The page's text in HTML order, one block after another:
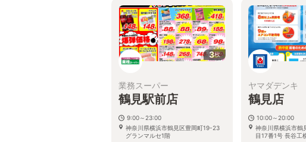
3枚
業務スーパー
鶴見駅前店
9:00～23:00
神奈川県横浜市鶴見区豊岡町19-23
グランマルセ1階
ヤマダデンキ
鶴見店
10:00～20:00
神奈川県横浜市鶴
目17番1号 長谷工